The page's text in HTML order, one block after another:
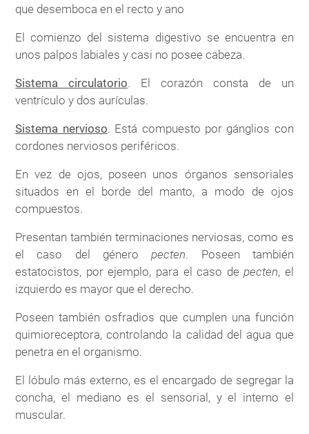
que desemboca en el recto y ano
El comienzo del sistema digestivo se encuentra en
unos palpos labiales y casi no posee cabeza.
Sistema circulatorio. El corazón consta de un
ventrículo y dos aurículas.
Sistema nervioso. Está compuesto por gánglios con
cordones nerviosos periféricos.
En vez de ojos, poseen unos órganos sensoriales
situados en el borde del manto, a modo de ojos
compuestos.
Presentan también terminaciones nerviosas, como es
el caso del géneropecten. Poseen también
estatocistos, por ejemplo, para el caso depecten, el
izquierdo es mayor que el derecho.
Poseen también osfradios que cumplen una función
quimioreceptora, controlando la calidad del agua que
penetra en el organismo.
El lóbulo más externo, es el encargado de segregar la
concha, el mediano es el sensorial, y el interno el
muscular.